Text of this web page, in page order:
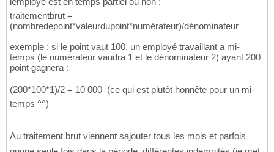
traitementbrut =
(nombredepoint*valeurdupoint*numérateur)/dénominateur
exemple : si le point vaut 100, un employé travaillant a mi-
temps (le numérateur vaudra 1 et le dénominateur 2) ayant 200
point gagnera :
(200*100*1)/2 = 10 000  (ce qui est plutôt honnête pour un mi-
temps ^^)
Au traitement brut viennent sajouter tous les mois et parfois